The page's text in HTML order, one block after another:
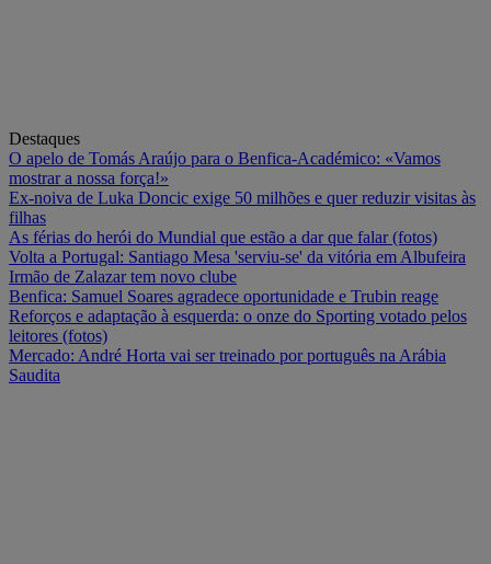
Destaques
O apelo de Tomás Araújo para o Benfica-Académico: «Vamos
mostrar a nossa força!»
Ex-noiva de Luka Doncic exige 50 milhões e quer reduzir visitas às
filhas
As férias do herói do Mundial que estão a dar que falar (fotos)
Volta a Portugal: Santiago Mesa 'serviu-se' da vitória em Albufeira
Irmão de Zalazar tem novo clube
Benfica: Samuel Soares agradece oportunidade e Trubin reage
Reforços e adaptação à esquerda: o onze do Sporting votado pelos
leitores (fotos)
Mercado: André Horta vai ser treinado por português na Arábia
Saudita